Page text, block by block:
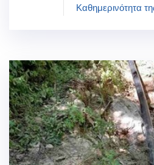
Καθημερινότητα